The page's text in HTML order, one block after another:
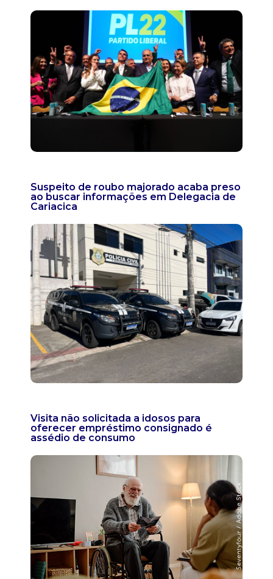
Suspeito de roubo majorado acaba preso
ao buscar informações em Delegacia de
Cariacica
Visita não solicitada a idosos para
oferecer empréstimo consignado é
assédio de consumo